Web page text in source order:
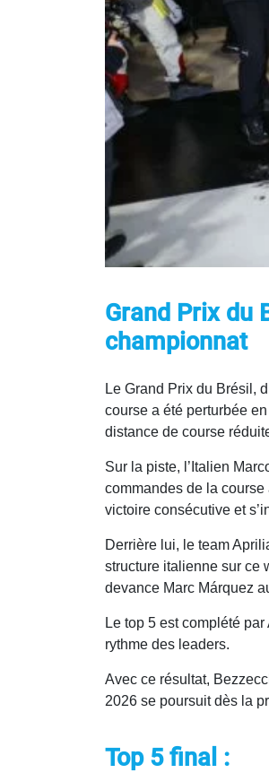
Grand Prix du
championnat
Le Grand Prix du Brésil,
course a été perturbée
distance de course
Sur la piste, l’Italien
commandes de la course
victoire consécutive et
Derrière lui, le team
structure italienne sur ce
devance Marc Márquez
Le top 5 est complété
rythme des leaders.
Avec ce résultat,
2026 se poursuit dès la
Top 5 final :